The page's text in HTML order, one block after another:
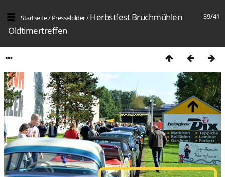
39/41
Startseite/Pressebilder/Herbstfest Bruchmühlen
Oldtimertreffen